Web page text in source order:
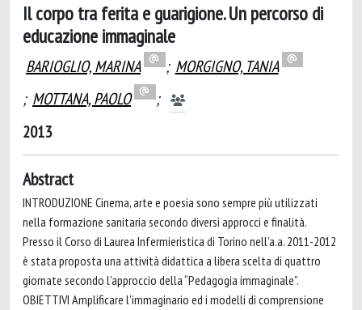
Il corpo tra ferita e guarigione. Un percorso di
educazione immaginale
BARIOGLIO, MARINA ; MORGIGNO, TANIA
; MOTTANA, PAOLO
;
2013
Abstract
INTRODUZIONE Cinema, arte e poesia sono sempre più utilizzati
nella formazione sanitaria secondo diversi approcci e finalità.
Presso il Corso di Laurea Infermieristica di Torino nell’a.a. 2011-2012
è stata proposta una attività didattica a libera scelta di quattro
giornate secondo l’approccio della “Pedagogia immaginale”.
OBIETTIVI Amplificare l’immaginario ed i modelli di comprensione